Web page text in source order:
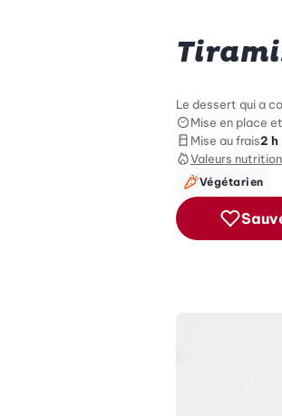
Le dessert qui a
Mise en place
Mise au frais2 h
Valeurs
Végétarien